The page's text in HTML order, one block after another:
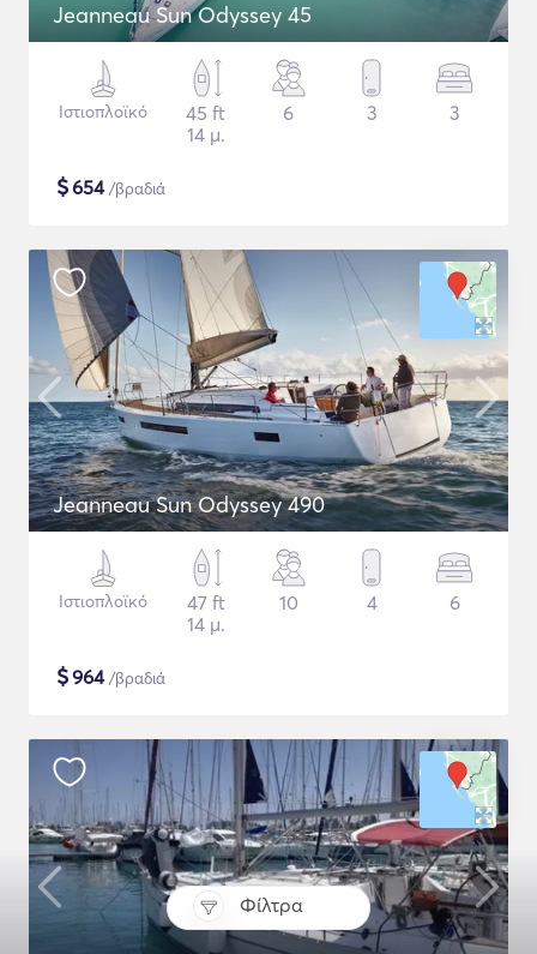
Φίλτρα
Jeanneau Sun Odyssey 45
Ιστιοπλοϊκό
45 ft
14 μ.
6 3 3
$654/βραδιά
Jeanneau Sun Odyssey 490
Ιστιοπλοϊκό
47 ft
14 μ.
10 4 6
$964/βραδιά